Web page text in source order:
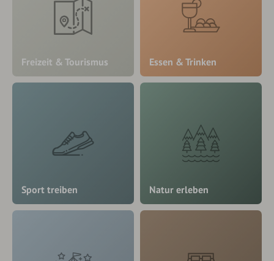
Freizeit & Tourismus Essen & Trinken
Sport treiben Natur erleben